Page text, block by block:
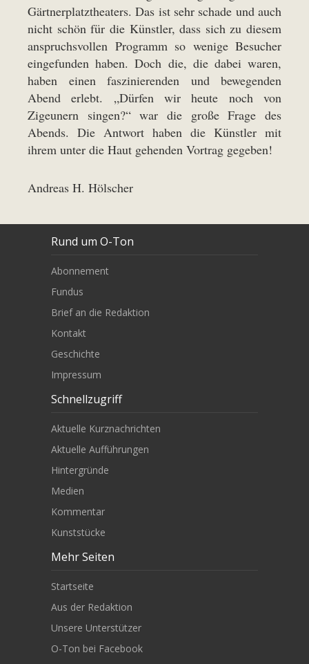
Gärtnerplatztheaters. Das ist sehr schade und auch
nicht schön für die Künstler, dass sich zu diesem
anspruchsvollen Programm so wenige Besucher
eingefunden haben. Doch die, die dabei waren,
haben einen faszinierenden und bewegenden
Abend erlebt. „Dürfen wir heute noch von
Zigeunern singen?“ war die große Frage des
Abends. Die Antwort haben die Künstler mit
ihrem unter die Haut gehenden Vortrag gegeben!
Andreas H. Hölscher
Rund um O-Ton
Abonnement
Fundus
Brief an die Redaktion
Kontakt
Geschichte
Impressum
Schnellzugriff
Aktuelle Kurznachrichten
Aktuelle Aufführungen
Hintergründe
Medien
Kommentar
Kunststücke
Mehr Seiten
Startseite
Aus der Redaktion
Unsere Unterstützer
O-Ton bei Facebook